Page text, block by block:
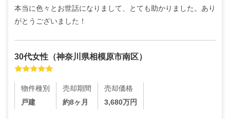
本当に色々とお世話になりまして、とても助かりました。あり
がとうございました！
30代女性 （神奈川県相模原市南区）
物件種別
戸建
売却期間
約8ヶ月
売却価格
3,680万円